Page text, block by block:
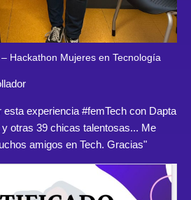
Hackathon Mujeres en Tecnología
experiencia #femTech con Dapta
otras 39 chicas talentosas... Me
amigos en Tech. Gracias"